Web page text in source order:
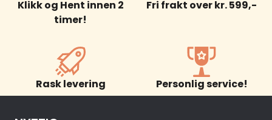
Klikk og Hent innen 2
timer!
Fri frakt over kr. 599,-
Rask levering Personlig service!